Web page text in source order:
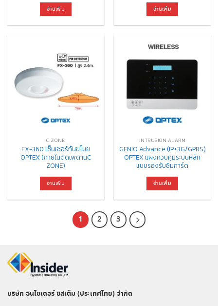
อ่านเพิ่ม อ่านเพิ่ม
C ZONE
FX-360 เซ็นเซอร์กันขโมย
OPTEX (ภายในติดเพดานC
ZONE)
อ่านเพิ่ม
INTRUSION ALARM
GENIO Advance (IP+3G/GPRS)
OPTEX แผงควบคุมระบบหลัก
แบบรองรับซิมการ์ด
อ่านเพิ่ม
1 2 3
บริษัท อินไซเดอร์ ซิสเต็ม (ประเทศไทย) จำกัด